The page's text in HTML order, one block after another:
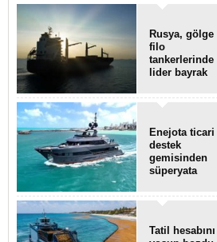
Rusya, gölge
filo
tankerlerinde
lider bayrak
Enejota ticari
destek
gemisinden
süperyata
Tatil hesabını